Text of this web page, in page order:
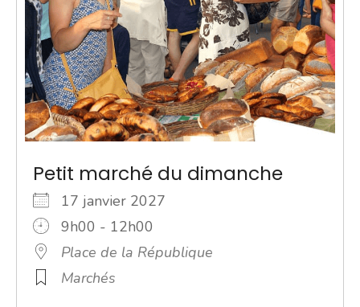
Petit marché du dimanche
17 janvier 2027
9h00 - 12h00
Place de la République
Marchés